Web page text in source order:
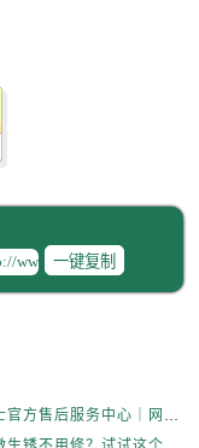
一键复制
上海劳力士官方售后服务中心｜网点地址与电话权威信息公示（2026年6月最新）